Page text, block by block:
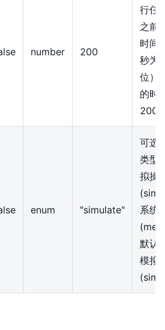
number 200
行任
之前
时间
秒为
位）
的时
200
enum "simulate"
可选
类型
拟操
系统
默认
模拟